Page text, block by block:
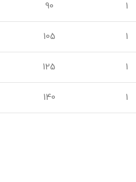
1
90
1
105
1
125
1
140